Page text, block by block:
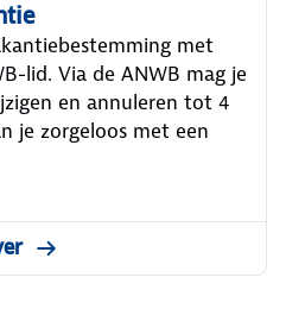
met
lid. Via de ANWB mag je
en annuleren tot 4
je zorgeloos met een